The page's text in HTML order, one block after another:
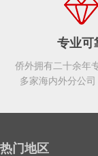
专业可
侨外拥有二十余年
多家海内外分公
热门地区